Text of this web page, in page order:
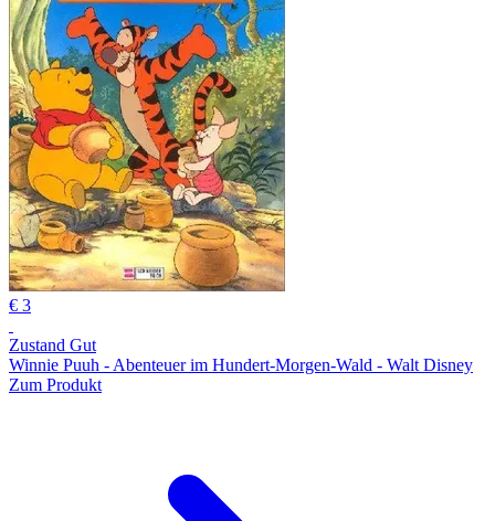
€ 3
Zustand Gut
Winnie Puuh - Abenteuer im Hundert-Morgen-Wald - Walt Disney
Zum Produkt